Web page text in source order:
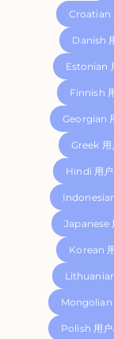
Croatian
Danish
Estonian
Finnish
Georgian
Greek 用
Hindi 用
Japanese
Korean
Mongolian
Polish 用户